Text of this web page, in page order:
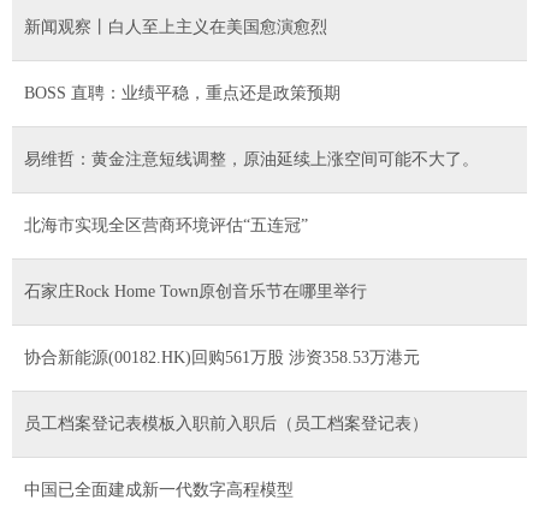
新闻观察丨白人至上主义在美国愈演愈烈
BOSS 直聘：业绩平稳，重点还是政策预期
易维哲：黄金注意短线调整，原油延续上涨空间可能不大了。
北海市实现全区营商环境评估“五连冠”
石家庄Rock Home Town原创音乐节在哪里举行
协合新能源(00182.HK)回购561万股 涉资358.53万港元
员工档案登记表模板入职前入职后（员工档案登记表）
中国已全面建成新一代数字高程模型